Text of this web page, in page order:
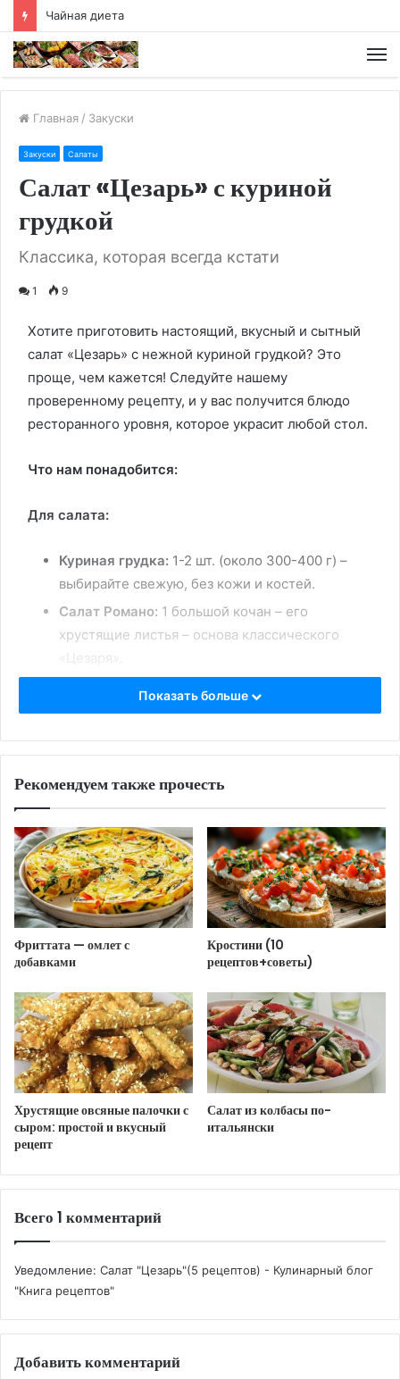
Чайная диета
Главная / Закуски
Закуски Салаты
Салат «Цезарь» с куриной
грудкой
Классика, которая всегда кстати
1 9
Хотите приготовить настоящий, вкусный и сытный
салат «Цезарь» с нежной куриной грудкой? Это
проще, чем кажется! Следуйте нашему
проверенному рецепту, и у вас получится блюдо
ресторанного уровня, которое украсит любой стол.
Что нам понадобится:
Для салата:
Куриная грудка: 1-2 шт. (около 300-400 г) –
выбирайте свежую, без кожи и костей.
Салат Романо: 1 большой кочан – его
хрустящие листья – основа классического
«Цезаря».
Пармезан:50-70 г – тертый, для посыпки и
добавления в соус.
Чеснок:1-2 зубчика – для аромата гренок и
соуса.
Оливковое масло:3-4 ст. л. – для жарки
курицы и гренок.
Соль, свежемолотый черный перец:по вкусу.
Для соуса «Цезарь»:
температуры) – это секрет кремовой текстуры
соуса.
Дижонская горчица:
1 ч. л. – придаст
пикантности.
баланса вкуса.
глубины вкусу.
среднего) – для аромата.
Virgin) – основа соуса.
Показать больше
Рекомендуем также прочесть
Фриттата — омлет с
добавками
Кростини (10
рецептов+советы)
Хрустящие овсяные палочки с
сыром: простой и вкусный
рецепт
Салат из колбасы по-
итальянски
Всего 1 комментарий
Уведомление: Салат "Цезарь"(5 рецептов) - Кулинарный блог
"Книга рецептов"
Добавить комментарий